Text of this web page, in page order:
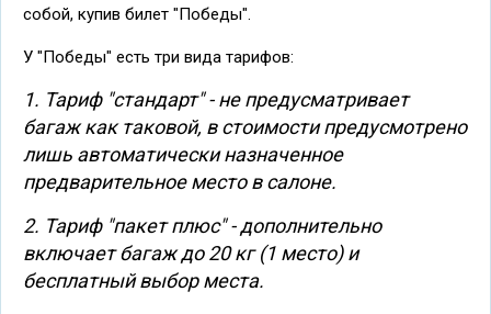
собой, купив билет "Победы".
У "Победы" есть три вида тарифов:
1. Тариф "стандарт" - не предусматривает
багаж как таковой, в стоимости предусмотрено
лишь автоматически назначенное
предварительное место в салоне.
2. Тариф "пакет плюс" - дополнительно
включает багаж до 20 кг (1 место) и
бесплатный выбор места.